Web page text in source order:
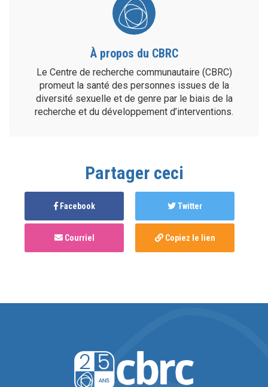
À propos du CBRC
Le Centre de recherche communautaire (CBRC)
promeut la santé des personnes issues de la
diversité sexuelle et de genre par le biais de la
recherche et du développement d’interventions.
Partager ceci
Facebook Twitter
Courriel Copiez le lien